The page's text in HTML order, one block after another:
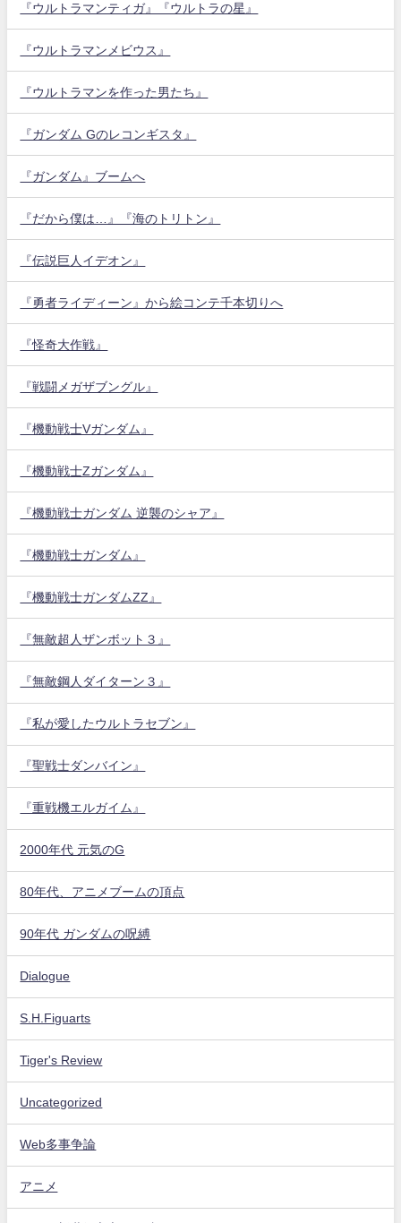
『ウルトラマンティガ』『ウルトラの星』
『ウルトラマンメビウス』
『ウルトラマンを作った男たち』
『ガンダム Gのレコンギスタ』
『ガンダム』ブームへ
『だから僕は…』『海のトリトン』
『伝説巨人イデオン』
『勇者ライディーン』から絵コンテ千本切りへ
『怪奇大作戦』
『戦闘メガザブングル』
『機動戦士Vガンダム』
『機動戦士Zガンダム』
『機動戦士ガンダム 逆襲のシャア』
『機動戦士ガンダム』
『機動戦士ガンダムZZ』
『無敵超人ザンボット３』
『無敵鋼人ダイターン３』
『私が愛したウルトラセブン』
『聖戦士ダンバイン』
『重戦機エルガイム』
2000年代 元気のG
80年代、アニメブームの頂点
90年代 ガンダムの呪縛
Dialogue
S.H.Figuarts
Tiger's Review
Uncategorized
Web多事争論
アニメ